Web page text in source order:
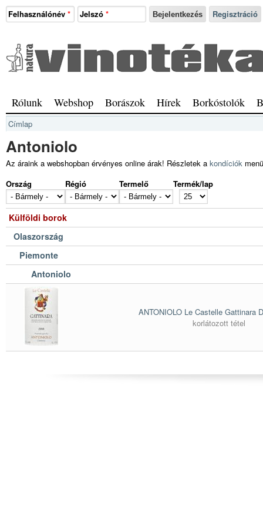
Ugrás a tartalomra
Felhasználónév * Jelszó * Regisztráció
Natura
Vinotéka
Főmenü
Rólunk Webshop Borászok Hírek Borkóstolók
Jelenlegi hely
Címlap
Antoniolo
Az áraink a webshopban érvényes online árak! Részletek a kondíciók
Ország
Régió Termelő Termék/lap
Külföldi borok
Olaszország
Piemonte
Antoniolo
ANTONIOLO Le Castelle Gattinara
korlátozott tétel